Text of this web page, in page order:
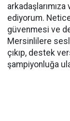
ediyorum.
güvenmesi ve
Mersinlilere
çıkıp, destek
şampiyonluğa